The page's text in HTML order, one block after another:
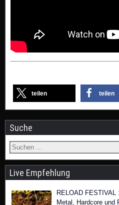
teilen teilen
Suche
Live Empfehlung
RELOAD FESTIVAL
Metal, Hardcore und